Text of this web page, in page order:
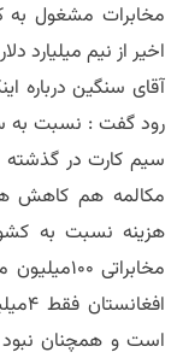
اخیر از نیم میلیارد دلار به 4 میلیون دالر افزایش
آقای سنگین درباره
رود گفت : نسبت به
سیم کارت در گذشته
مکالمه هم کاهش
هزینه نسبت به
است و همچنان نبود